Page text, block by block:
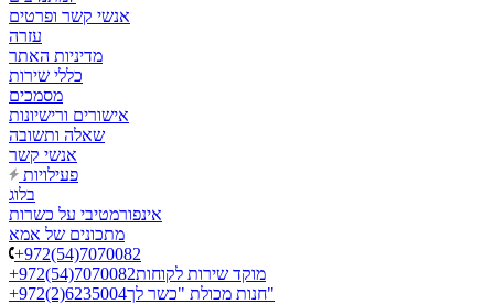
אנשי קשר ופרטים
עזרה
מדיניות האתר
כללי שירות
מסמכים
אישורים ורישיונות
שאלה ותשובה
אנשי קשר
פעילויות
בלוג
אינפורמטיבי על כשרות
מתכונים של אמא
+972(54)7070082
+972(54)7070082מוקד שירות לקוחות
+972(2)6235004
חנות מכולת "כשר לך"